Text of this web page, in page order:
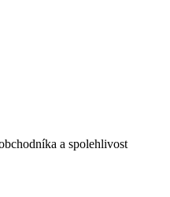
a spolehlivost